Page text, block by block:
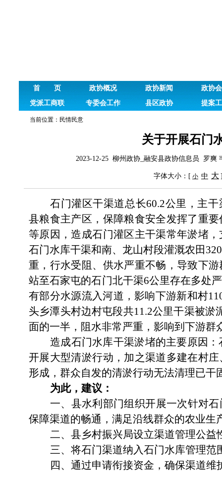
首 页 政协概况 政协新闻
政协
党派工商联
专委会工作 县区政协 提案
当前位置： 民情民意
关于开展石门
2023-12-25 柳州政协_融安县政协信息员 罗爽
字体大小：[ 小 中 大
石门灌区干渠道总长60.2公里，主干
县粮食主产区，保障粮食安全发挥了重
等原因，造成石门灌区主干渠常年淤堵
石门水库干渠和南、龙山村段灌溉农 田
重， 行水受阻、供水严重不畅 ，导致下
站至石家屯的石门北干渠6公里存在多处
有部分水源流入河道，影响下游新和村
头乡潭头村边村屯段共11.2公里干渠被淤
面的一半，阻水非常严重，影响到下游群
造成石门水库干渠淤堵的主要原因
开展大型清淤行动，加之渠道多建在村
形成 ，群众自发的清淤行动无法清理已
为此，建议：
一、 县水利部门组织开展一次针对
保障渠道的畅通，满足沿线群众的农业生
二、 县乡村振兴局设立渠道管理公
三、 将石门渠道纳入石门水库管理
四、通过申请衔接资金，确保渠道维